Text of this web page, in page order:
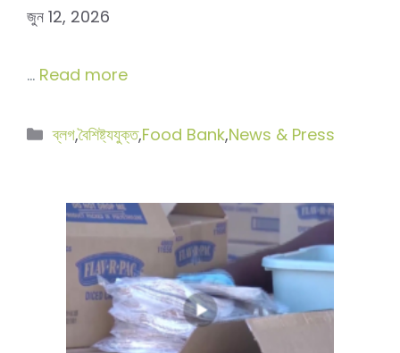
জুন 12, 2026
… Read more
বিভাগ
ব্লগ,বৈশিষ্ট্যযুক্ত,Food Bank,News & Press